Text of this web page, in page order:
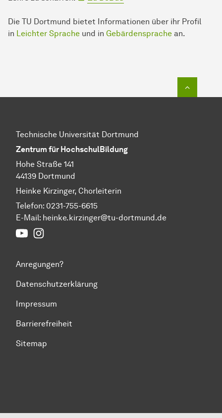
Die TU Dort­mund bietet In­for­ma­ti­onen über ihr Profil
in Leichter Sprache und in Gebärdensprache an.
Technische Universität Dortmund
Zentrum für HochschulBildung
Hohe Straße 141
44139 Dortmund
Heinke Kirzinger, Chorleiterin
Telefon: 0231-755-6615
E-Mail: heinke.kirzinger@tu-dortmund.de
Youtube
Anregungen?
Datenschutzerklärung
Impressum
Barrierefreiheit
Sitemap